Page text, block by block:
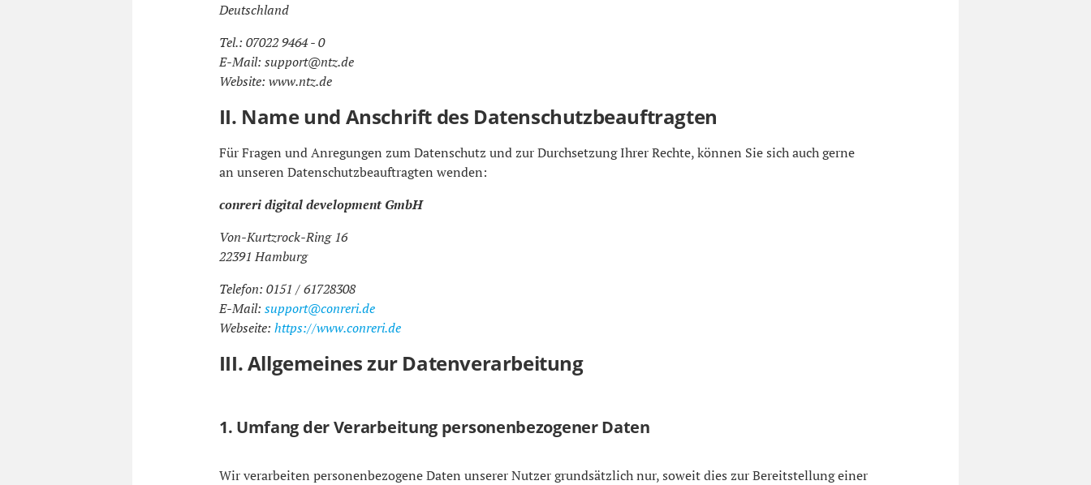
Deutschland
Tel.: 07022 9464 - 0
E-Mail: support@ntz.de
Website: www.ntz.de
II. Name und Anschrift des Datenschutzbeauftragten
Für Fragen und Anregungen zum Datenschutz und zur Durchsetzung Ihrer Rechte, können Sie sich auch gerne
an unseren Datenschutzbeauftragten wenden:
conreri digital development GmbH
Von-Kurtzrock-Ring 16
22391 Hamburg
Telefon: 0151 / 61728308
E-Mail: support@conreri.de
Webseite: https://www.conreri.de
III. Allgemeines zur Datenverarbeitung
1. Umfang der Verarbeitung personenbezogener Daten
Wir verarbeiten personenbezogene Daten unserer Nutzer grundsätzlich nur, soweit dies zur Bereitstellung einer